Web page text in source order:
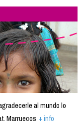
al mundo lo
Marruecos + info